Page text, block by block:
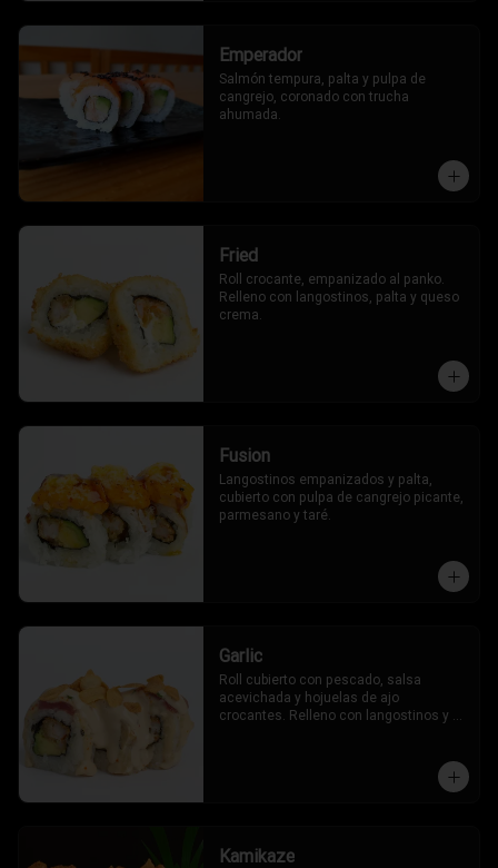
Emperador
Salmón tempura, palta y pulpa de
cangrejo, coronado con trucha
ahumada.
Fried
Roll crocante, empanizado al panko.
Relleno con langostinos, palta y queso
crema.
Fusion
Langostinos empanizados y palta,
cubierto con pulpa de cangrejo picante,
parmesano y taré.
Garlic
Roll cubierto con pescado, salsa
acevichada y hojuelas de ajo
crocantes. Relleno con langostinos y
Kamikaze